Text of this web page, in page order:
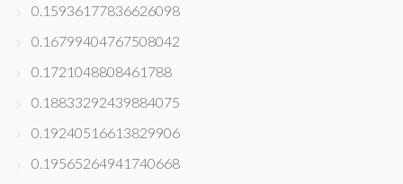
0.15936177836626098
0.16799404767508042
0.1721048808461788
0.18833292439884075
0.19240516613829906
0.19565264941740668